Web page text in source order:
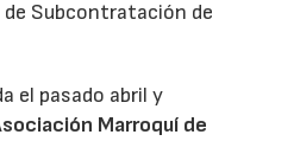
de Subcontratación de
el pasado abril y
Marroquí de